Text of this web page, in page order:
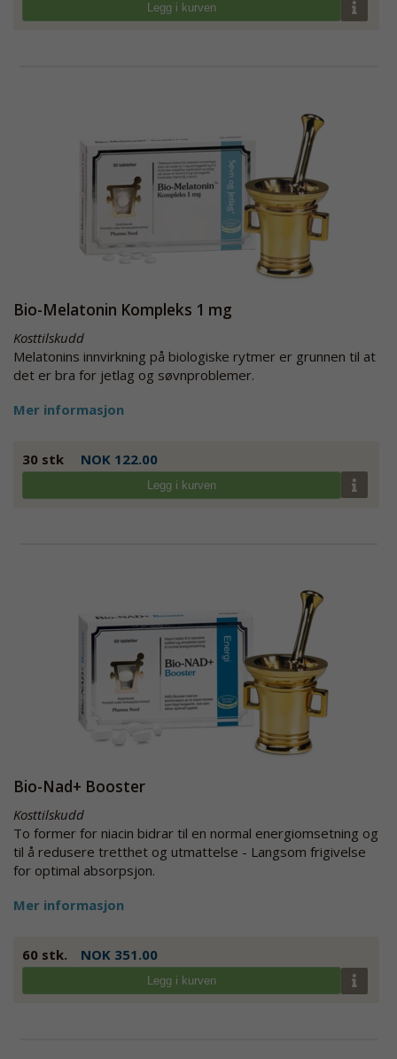
Legg i kurven
Bio-Melatonin Kompleks 1 mg
Kosttilskudd
Melatonins innvirkning på biologiske rytmer er grunnen til at
det er bra for jetlag og søvnproblemer.
Mer informasjon
30 stk NOK 122.00
Legg i kurven
Bio-Nad+ Booster
Kosttilskudd
To former for niacin bidrar til en normal energiomsetning og
til å redusere tretthet og utmattelse - Langsom frigivelse
for optimal absorpsjon.
Mer informasjon
60 stk. NOK 351.00
Legg i kurven